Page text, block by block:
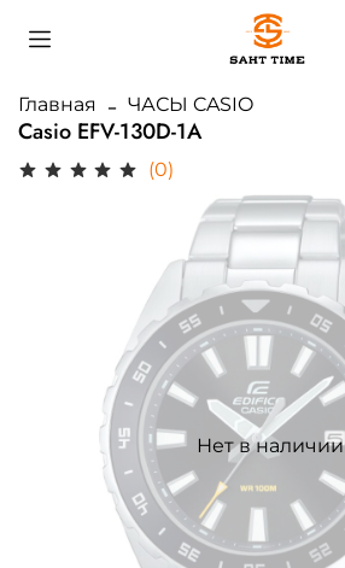
Главная ЧАСЫ CASIO
Casio EFV-130D-1A
(0)
Нет в наличии